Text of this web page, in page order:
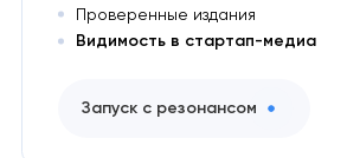
Проверенные издания
Видимость в стартап-медиа
Запуск с резонансом